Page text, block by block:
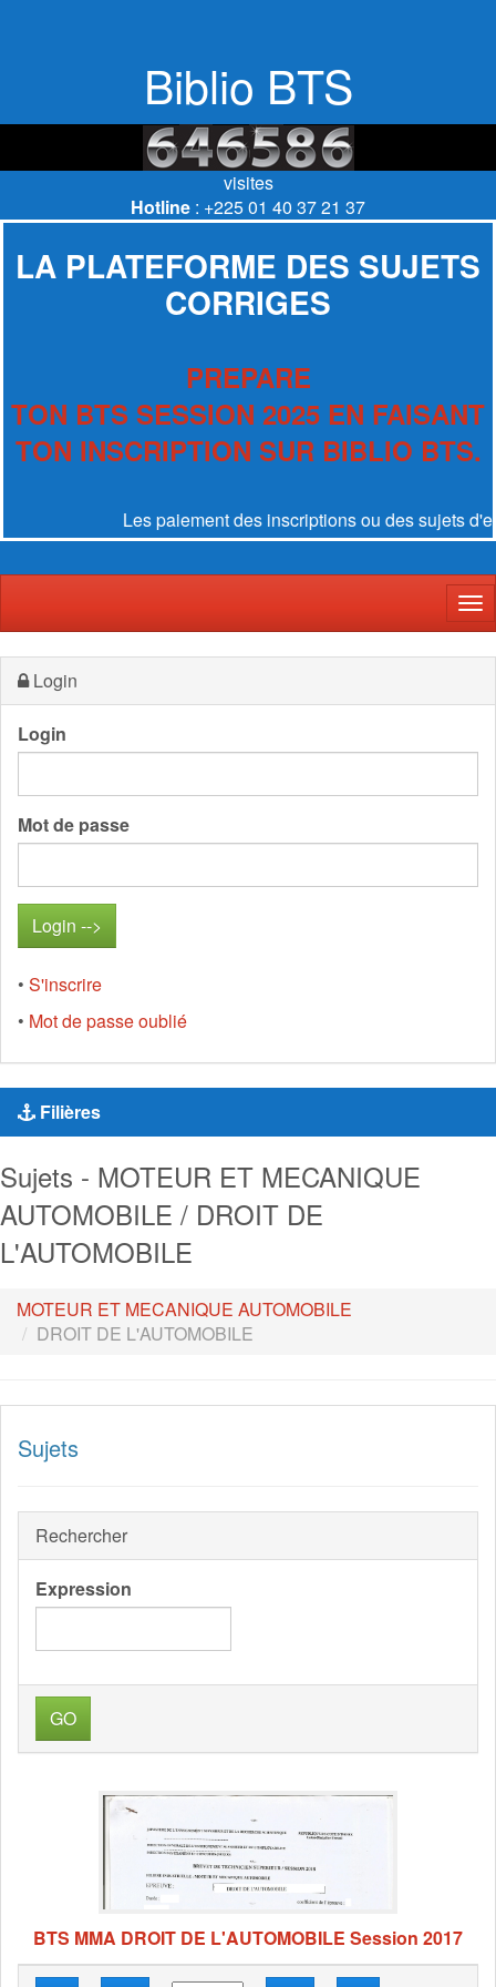
Biblio BTS
visites
Hotline : +225 01 40 37 21 37
LA PLATEFORME DES SUJETS
CORRIGES
PREPARE
TON BTS SESSION 2025 EN FAISANT
TON INSCRIPTION SUR BIBLIO BTS.
Les paiement des inscriptions ou des sujets
Login
Login
Mot de passe
• S'inscrire
• Mot de passe oublié
Filières
Sujets - MOTEUR ET MECANIQUE
AUTOMOBILE / DROIT DE
L'AUTOMOBILE
MOTEUR ET MECANIQUE AUTOMOBILE
DROIT DE L'AUTOMOBILE
Sujets
Rechercher
Expression
GO
BTS MMA DROIT DE L'AUTOMOBILE Session 2017